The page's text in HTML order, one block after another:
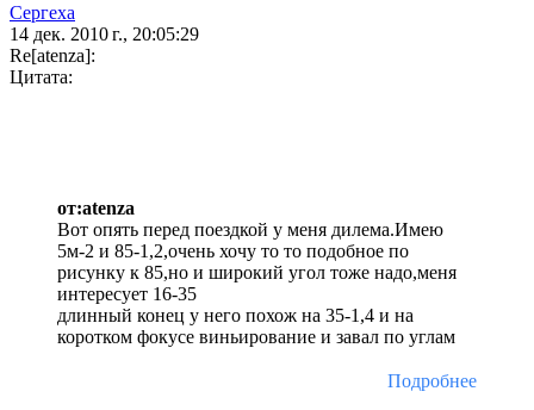
Сергеха
14 дек. 2010 г., 20:05:29
Re[atenza]:
Цитата:
от:atenza
Вот опять перед поездкой у меня дилема.Имею
5м-2 и 85-1,2,очень хочу то то подобное по
рисунку к 85,но и широкий угол тоже надо,меня
интересует 16-35
длинный конец у него похож на 35-1,4 и на
коротком фокусе виньирование и завал по углам
Подробнее